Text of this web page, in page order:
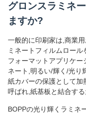
グロンスラミネ
ますか?
一般的に印刷家は,商業
ミネートフィルムロー
フォーマットアプリケー
ネート,明るい/輝く/光り
紙カバーの保護として加
呼ばれ,紙基板と結合す
BOPPの光り輝くラミネ